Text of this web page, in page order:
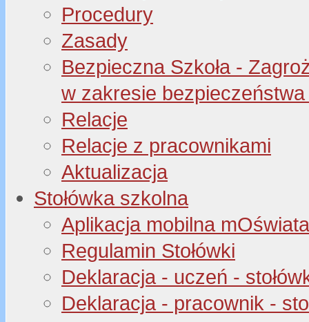
Procedury
Zasady
Bezpieczna Szkoła -
w zakresie
Relacje
Relacje z pracownikami
Aktualizacja
Stołówka szkolna
Aplikacja mobilna
Regulamin Stołówki
Deklaracja - uczeń -
Deklaracja - pracownik -